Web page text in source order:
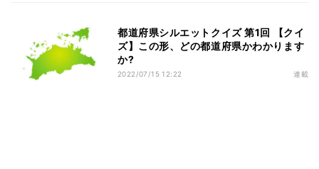
都道府県シルエットクイズ 第1回 【クイ
ズ】この形、どの都道府県かわかります
か?
2022/07/15 12:22 連載